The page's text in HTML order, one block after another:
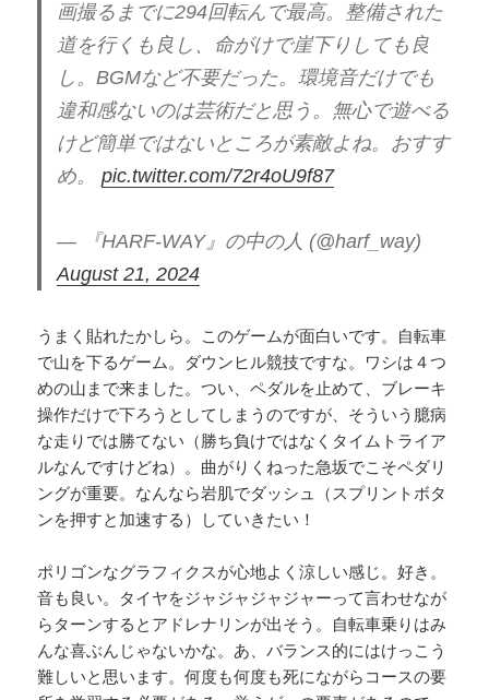
画撮るまでに294回転んで最高。整備された
道を行くも良し、命がけで崖下りしても良
し。BGMなど不要だった。環境音だけでも
違和感ないのは芸術だと思う。無心で遊べる
けど簡単ではないところが素敵よね。おすす
め。pic.twitter.com/72r4oU9f87
— 『HARF-WAY』の中の人 (@harf_way)
August 21, 2024
うまく貼れたかしら。このゲームが面白いです。自転車
で山を下るゲーム。ダウンヒル競技ですな。ワシは４つ
めの山まで来ました。つい、ペダルを止めて、ブレーキ
操作だけで下ろうとしてしまうのですが、そういう臆病
な走りでは勝てない（勝ち負けではなくタイムトライア
ルなんですけどね）。曲がりくねった急坂でこそペダリ
ングが重要。なんなら岩肌でダッシュ（スプリントボタ
ンを押すと加速する）していきたい！
ポリゴンなグラフィクスが心地よく涼しい感じ。好き。
音も良い。タイヤをジャジャジャジャーって言わせなが
らターンするとアドレナリンが出そう。自転車乗りはみ
んな喜ぶんじゃないかな。あ、バランス的にはけっこう
難しいと思います。何度も何度も死にながらコースの要